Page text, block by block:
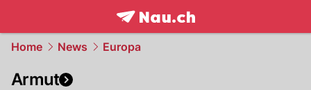
frontpage.NAU.ch
Home News Europa
Armut